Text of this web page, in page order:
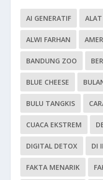
AI GENERATIF
ALWI FARHAN
BANDUNG ZOO
BLUE CHEESE
BULU TANGKIS
CUACA EKSTREM
DIGITAL DETOX DI
FAKTA MENARIK